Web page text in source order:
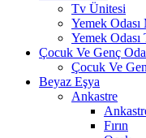
Tv Ünitesi
Yemek Odası
Yemek Odası
Çocuk Ve Genç
Çocuk Ve
Beyaz Eşya
Ankastre
Fırın